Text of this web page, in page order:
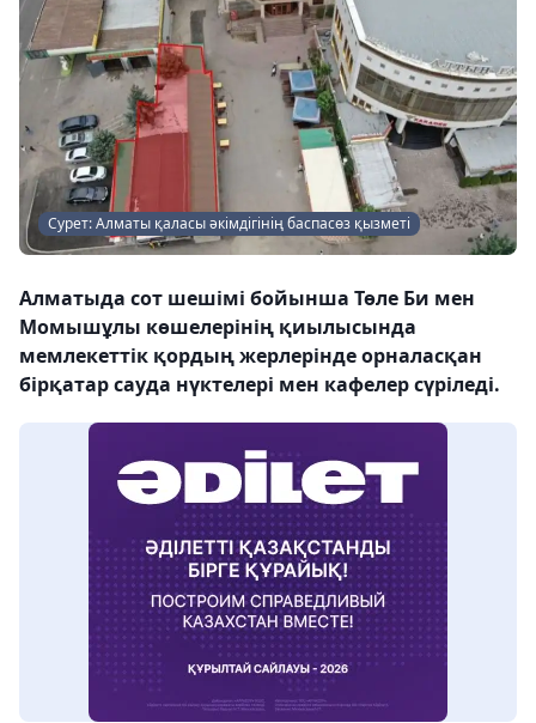
Сурет: Алматы қаласы әкімдігінің баспасөз қызметі
Алматыда сот шешімі бойынша Төле Би мен
Момышұлы көшелерінің қиылысында
мемлекеттік қордың жерлерінде орналасқан
бірқатар сауда нүктелері мен кафелер сүріледі.